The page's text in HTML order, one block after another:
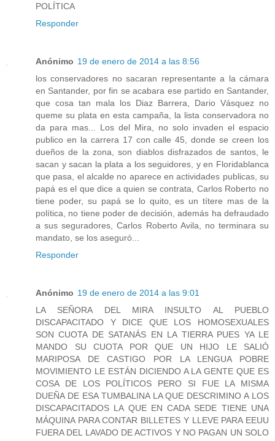
POLÍTICA
Responder
Anónimo 19 de enero de 2014 a las 8:56
los conservadores no sacaran representante a la cámara
en Santander, por fin se acabara ese partido en Santander,
que cosa tan mala los Diaz Barrera, Dario Vásquez no
queme su plata en esta campaña, la lista conservadora no
da para mas... Los del Mira, no solo invaden el espacio
publico en la carrera 17 con calle 45, donde se creen los
dueños de la zona, son diablos disfrazados de santos, le
sacan y sacan la plata a los seguidores, y en Floridablanca
que pasa, el alcalde no aparece en actividades publicas, su
papá es el que dice a quien se contrata, Carlos Roberto no
tiene poder, su papá se lo quito, es un títere mas de la
política, no tiene poder de decisión, además ha defraudado
a sus seguradores, Carlos Roberto Avila, no terminara su
mandato, se los aseguró...
Responder
Anónimo 19 de enero de 2014 a las 9:01
LA SEÑORA DEL MIRA INSULTO AL PUEBLO
DISCAPACITADO Y DICE QUE LOS HOMOSEXUALES
SON CUOTA DE SATANÁS EN LA TIERRA PUES YA LE
MANDO SU CUOTA POR QUE UN HIJO LE SALIÓ
MARIPOSA DE CASTIGO POR LA LENGUA POBRE
MOVIMIENTO LE ESTÁN DICIENDO A LA GENTE QUE ES
COSA DE LOS POLÍTICOS PERO SI FUE LA MISMA
DUEÑA DE ESA TUMBALINA LA QUE DESCRIMINO A LOS
DISCAPACITADOS LA QUE EN CADA SEDE TIENE UNA
MÁQUINA PARA CONTAR BILLETES Y LLEVE PARA EEUU
FUERA DEL LAVADO DE ACTIVOS Y NO PAGAN UN SOLO